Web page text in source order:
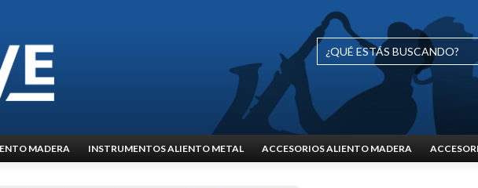
MADERA INSTRUMENTOS ALIENTO METAL ACCESORIOS ALIENTO MADERA